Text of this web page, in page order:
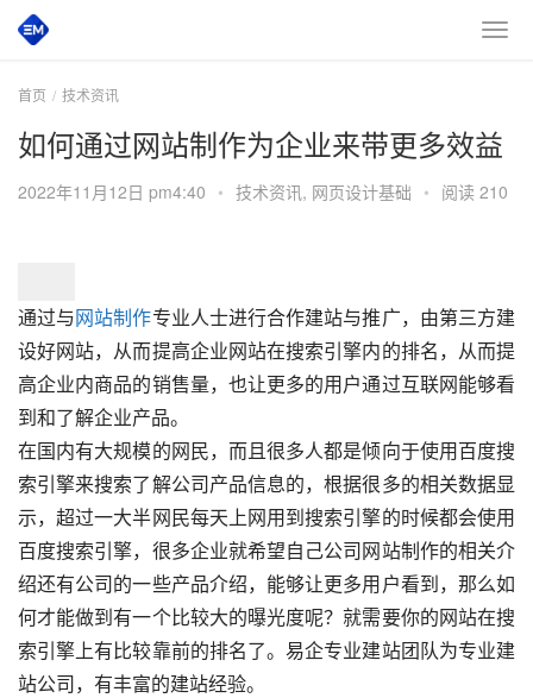
首页 技术资讯
如何通过网站制作为企业来带更多效益
2022年11月12日 pm4:40 • 技术资讯, 网页设计基础 • 阅读 210
通过与网站制作专业人士进行合作建站与推广，由第三方建
设好网站，从而提高企业网站在搜索引擎内的排名，从而提
高企业内商品的销售量，也让更多的用户通过互联网能够看
到和了解企业产品。
在国内有大规模的网民，而且很多人都是倾向于使用百度搜
索引擎来搜索了解公司产品信息的，根据很多的相关数据显
示，超过一大半网民每天上网用到搜索引擎的时候都会使用
百度搜索引擎，很多企业就希望自己公司网站制作的相关介
绍还有公司的一些产品介绍，能够让更多用户看到， 那么如
何才能做到有一个比较大的曝光度呢？就需要你的网站在搜
索引擎上有比较靠前的排名了。易企专业建站团队为专业建
站公司，有丰富的建站经验。